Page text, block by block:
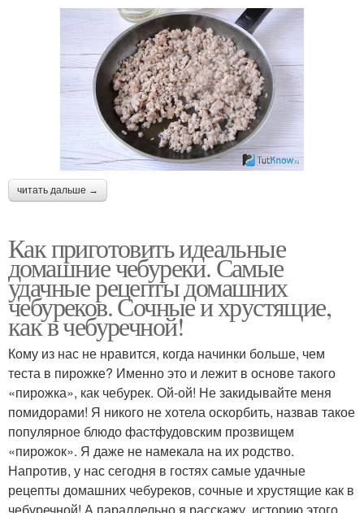
читать дальше →
Как приготовить идеальные
домашние чебуреки. Самые
удачные рецепты домашних
чебуреков. Сочные и хрустящие,
как в чебуречной!
Кому из нас не нравится, когда начинки больше, чем
теста в пирожке? Именно это и лежит в основе такого
«пирожка», как чебурек. Ой-ой! Не закидывайте меня
помидорами! Я никого не хотела оскорбить, назвав такое
популярное блюдо фастфудовским прозвищем
«пирожок». Я даже не намекала на их родство.
Напротив, у нас сегодня в гостях самые удачные
рецепты домашних чебуреков, сочные и хрустящие как в
чебуречной! А параллельно я расскажу, историю этого